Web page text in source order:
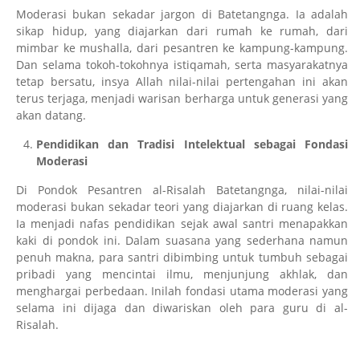
Moderasi bukan sekadar jargon di Batetangnga. Ia adalah
sikap hidup, yang diajarkan dari rumah ke rumah, dari
mimbar ke mushalla, dari pesantren ke kampung-kampung.
Dan selama tokoh-tokohnya istiqamah, serta masyarakatnya
tetap bersatu, insya Allah nilai-nilai pertengahan ini akan
terus terjaga, menjadi warisan berharga untuk generasi yang
akan datang.
Pendidikan dan Tradisi Intelektual sebagai Fondasi
Moderasi
Di Pondok Pesantren al-Risalah Batetangnga, nilai-nilai
moderasi bukan sekadar teori yang diajarkan di ruang kelas.
Ia menjadi nafas pendidikan sejak awal santri menapakkan
kaki di pondok ini. Dalam suasana yang sederhana namun
penuh makna, para santri dibimbing untuk tumbuh sebagai
pribadi yang mencintai ilmu, menjunjung akhlak, dan
menghargai perbedaan. Inilah fondasi utama moderasi yang
selama ini dijaga dan diwariskan oleh para guru di al-
Risalah.